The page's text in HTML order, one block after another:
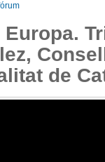
Europa.
de